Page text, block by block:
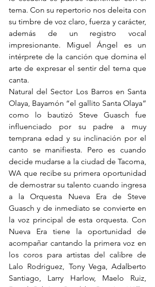
tema. Con su repertorio nos deleita con
su timbre de voz claro, fuerza y carácter,
además de un registro vocal
impresionante. Miguel Ángel es un
intérprete de la canción que domina el
arte de expresar el sentir del tema que
canta.
Natural del Sector Los Barros en Santa
Olaya, Bayamón “el gallito Santa Olaya”
como lo bautizó Steve Guasch fue
influenciado por su padre a muy
temprana edad y su inclinación por el
canto se manifiesta. Pero es cuando
decide mudarse a la ciudad de Tacoma,
WA que recibe su primera oportunidad
de demostrar su talento cuando ingresa
a la Orquesta Nueva Era de Steve
Guasch y de inmediato se convierte en
la voz principal de esta orquesta. Con
Nueva Era tiene la oportunidad de
acompañar cantando la primera voz en
los coros para artistas del calibre de
Lalo Rodriguez, Tony Vega, Adalberto
Santiago, Larry Harlow, Maelo Ruiz,